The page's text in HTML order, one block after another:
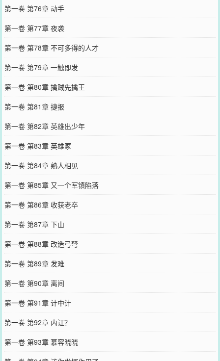
第一卷 第76章 动手
第一卷 第77章 夜袭
第一卷 第78章 不可多得的人才
第一卷 第79章 一触即发
第一卷 第80章 擒贼先擒王
第一卷 第81章 捷报
第一卷 第82章 英雄出少年
第一卷 第83章 英雄冢
第一卷 第84章 熟人相见
第一卷 第85章 又一个军镇陷落
第一卷 第86章 收获老卒
第一卷 第87章 下山
第一卷 第88章 改造弓弩
第一卷 第89章 发难
第一卷 第90章 离间
第一卷 第91章 计中计
第一卷 第92章 内讧？
第一卷 第93章 慕容晓晓